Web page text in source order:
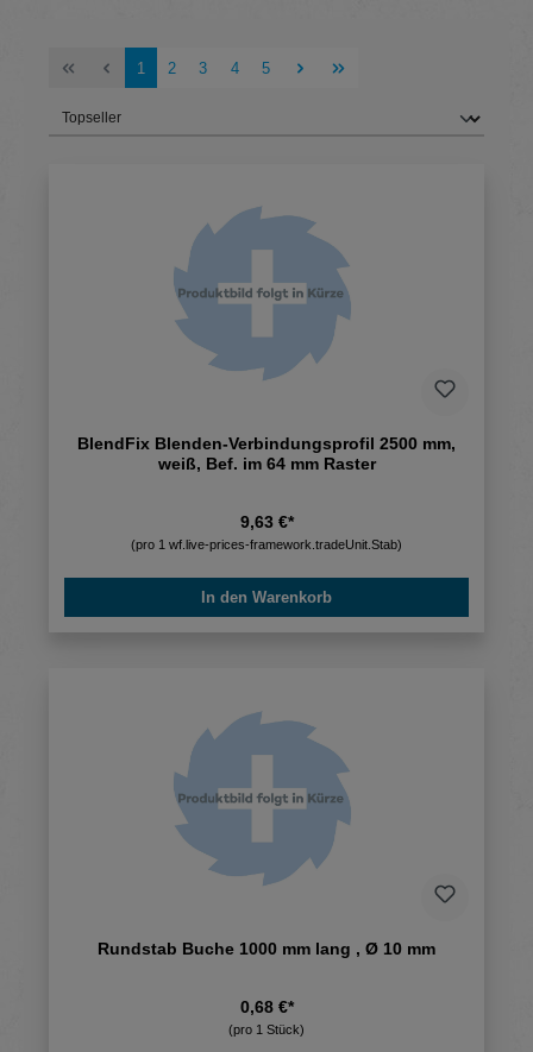
Seite
1 Seite
2 Seite
3 Seite
4 Seite
5
BlendFix Blenden-Verbindungsprofil 2500 mm,
weiß, Bef. im 64 mm Raster
9,63 €*
(pro 1 wf.live-prices-framework.tradeUnit.Stab)
In den Warenkorb
Rundstab Buche 1000 mm lang , Ø 10 mm
0,68 €*
(pro 1 Stück)